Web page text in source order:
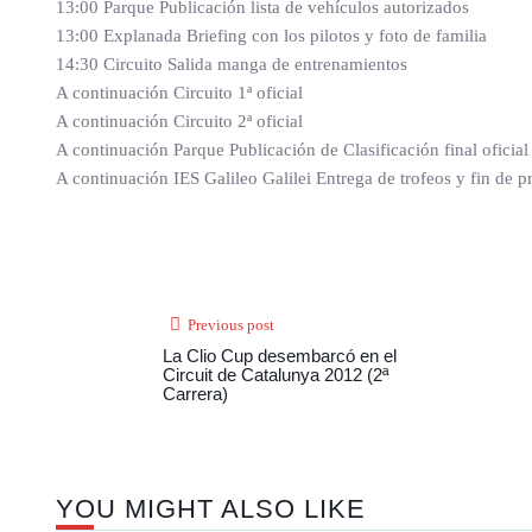
13:00 Parque Publicación lista de vehículos autorizados
13:00 Explanada Briefing con los pilotos y foto de familia
14:30 Circuito Salida manga de entrenamientos
A continuación Circuito 1ª oficial
A continuación Circuito 2ª oficial
A continuación Parque Publicación de Clasificación final oficial
A continuación IES Galileo Galilei Entrega de trofeos y fin de
Previous post
La Clio Cup desembarcó en el
Circuit de Catalunya 2012 (2ª
Carrera)
YOU MIGHT ALSO LIKE